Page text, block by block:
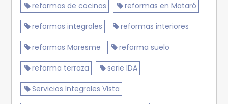
reformas de cocinas reformas en Mataró
reformas integrales reformas interiores
reformas Maresme reforma suelo
reforma terraza serie IDA
Servicios Integrales Vista